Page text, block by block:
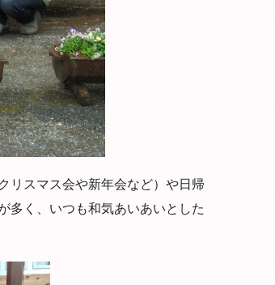
リスマス会や新年会など）や日帰
多く、いつも和気あいあいとした